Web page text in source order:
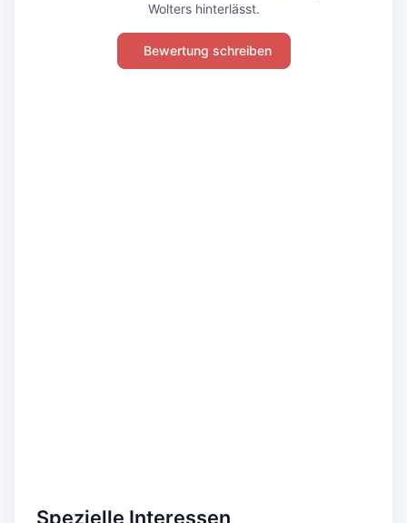
Wolters hinterlässt.
Bewertung schreiben
Spezielle Interessen